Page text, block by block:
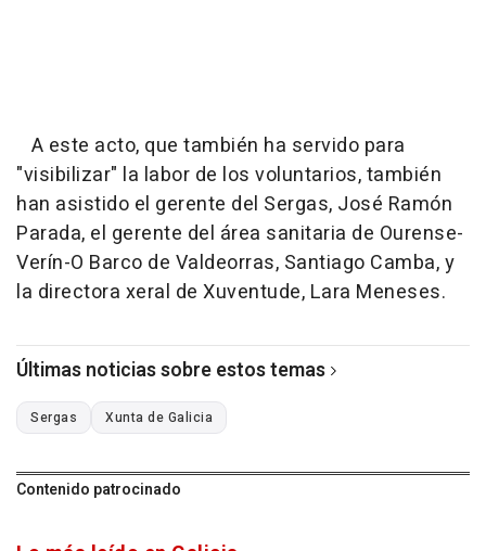
A este acto, que también ha servido para
"visibilizar" la labor de los voluntarios, también
han asistido el gerente del Sergas, José Ramón
Parada, el gerente del área sanitaria de Ourense-
Verín-O Barco de Valdeorras, Santiago Camba, y
la directora xeral de Xuventude, Lara Meneses.
Últimas noticias sobre estos temas
Sergas Xunta de Galicia
Contenido patrocinado